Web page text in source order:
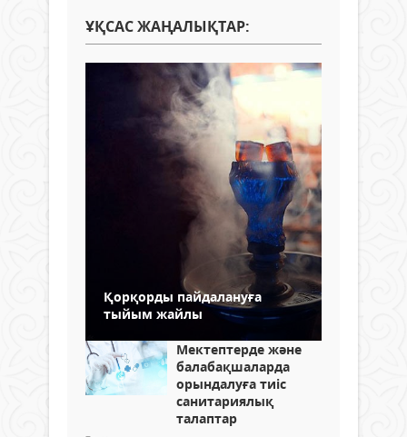
ҰҚСАС ЖАҢАЛЫҚТАР:
Қорқорды пайдалануға
тыйым жайлы
Мектептерде және
балабақшаларда
орындалуға тиіс
санитариялық
талаптар